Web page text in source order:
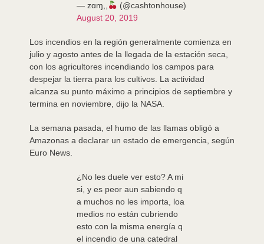
— zɑɱ,,
(@cashtonhouse)
August 20, 2019
Los incendios en la región generalmente comienza en
julio y agosto antes de la llegada de la estación seca,
con los agricultores incendiando los campos para
despejar la tierra para los cultivos. La actividad
alcanza su punto máximo a principios de septiembre y
termina en noviembre, dijo la NASA.
La semana pasada, el humo de las llamas obligó a
Amazonas a declarar un estado de emergencia, según
Euro News.
¿No les duele ver esto? A mi
si, y es peor aun sabiendo q
a muchos no les importa, loa
medios no están cubriendo
esto con la misma energía q
el incendio de una catedral